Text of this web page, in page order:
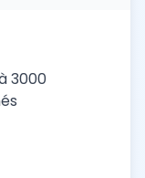
3000